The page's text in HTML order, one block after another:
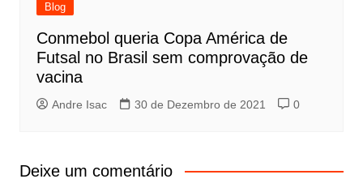
Blog
Conmebol queria Copa América de
Futsal no Brasil sem comprovação de
vacina
Andre Isac 30 de Dezembro de 2021 0
Deixe um comentário